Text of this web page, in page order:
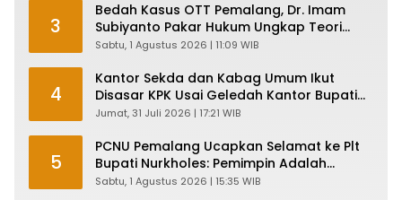
3
Bedah Kasus OTT Pemalang, Dr. Imam
Subiyanto Pakar Hukum Ungkap Teori
Penyertaan KPK
Sabtu, 1 Agustus 2026 | 11:09 WIB
4
Kantor Sekda dan Kabag Umum Ikut
Disasar KPK Usai Geledah Kantor Bupati
Pemalang
Jumat, 31 Juli 2026 | 17:21 WIB
5
PCNU Pemalang Ucapkan Selamat ke Plt
Bupati Nurkholes: Pemimpin Adalah
Pelayan Rakyat!
Sabtu, 1 Agustus 2026 | 15:35 WIB